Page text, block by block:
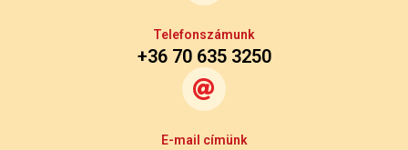
Telefonszámunk
+36 70 635 3250
E-mail címünk